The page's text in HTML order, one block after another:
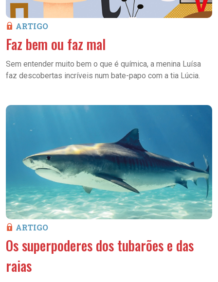
ARTIGO
Faz bem ou faz mal
Sem entender muito bem o que é química, a menina Luísa
faz descobertas incríveis num bate-papo com a tia Lúcia.
ARTIGO
Os superpoderes dos tubarões e das
raias